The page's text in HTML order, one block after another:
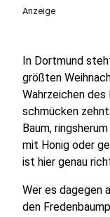
Anzeige
In Dortmund
größten
Wahrzeichen
schmücken
Baum,
mit Honig oder
ist hier genau
Wer es dagegen
den